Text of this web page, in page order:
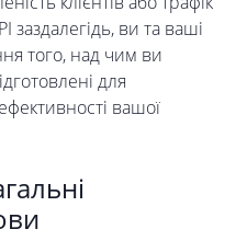
заздалегідь, ви та ваші
того, над чим ви
для
вашої